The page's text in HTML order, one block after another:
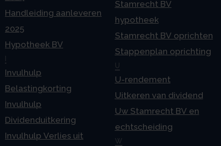
Handleiding aanleveren
2025
Hypotheek BV
Invulhulp
Belastingkorting
Invulhulp
Dividenduitkering
Invulhulp Verlies uit
Stamrecht BV
hypotheek
Stamrecht BV oprichten
Stappenplan oprichting
U
U-rendement
Uitkeren van dividend
Uw Stamrecht BV en
echtscheiding
W